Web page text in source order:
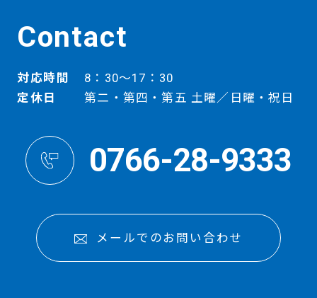
Contact
対応時間
8：30～17：30
定休日
第二・第四・第五 土曜／日曜・祝日
0766-28-9333
メールでのお問い合わせ